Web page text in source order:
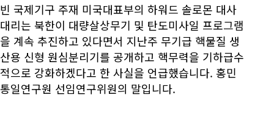
빈 국제기구 주재 미국대표부의 하워드 솔로몬 대사
대리는 북한이 대량살상무기 및 탄도미사일 프로그램
을 계속 추진하고 있다면서 지난주 무기급 핵물질 생
산용 신형 원심분리기를 공개하고 핵무력을 기하급수
적으로 강화하겠다고 한 사실을 언급했습니다. 홍민
통일연구원 선임연구위원의 말입니다.